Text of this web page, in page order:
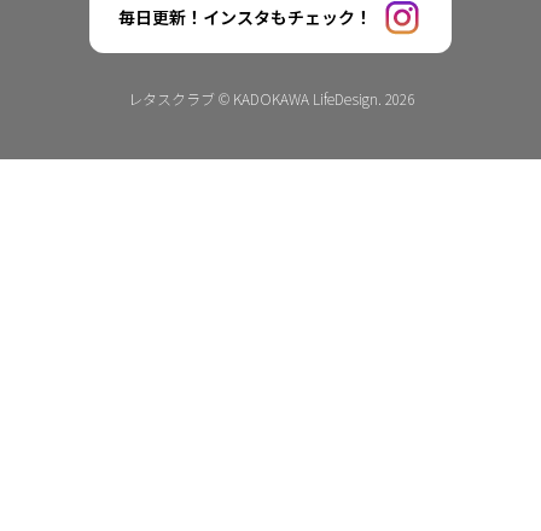
毎日更新！インスタもチェック！
レタスクラブ © KADOKAWA LifeDesign. 2026